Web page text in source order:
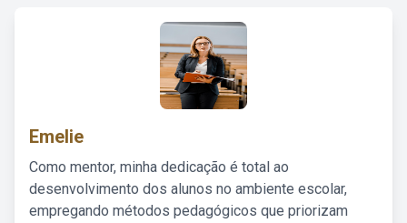
Emelie
Como mentor, minha dedicação é total ao
desenvolvimento dos alunos no ambiente escolar,
empregando métodos pedagógicos que priorizam